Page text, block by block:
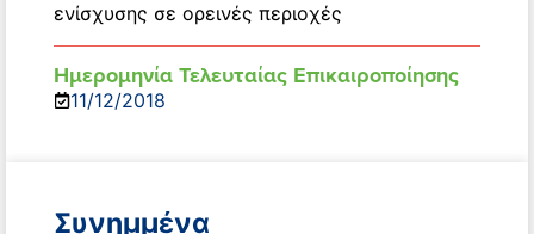
ενίσχυσης σε ορεινές περιοχές
Ημερομηνία Τελευταίας Επικαιροποίησης
11/12/2018
Συνημμένα